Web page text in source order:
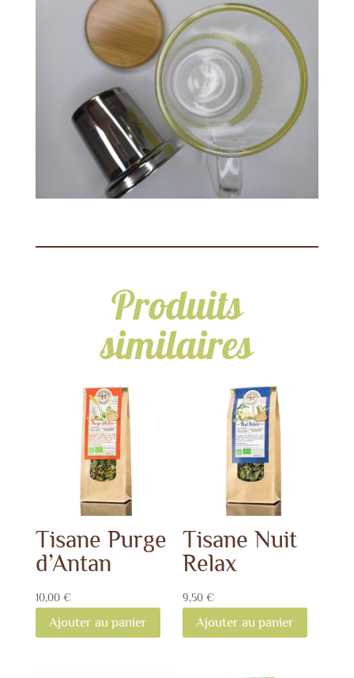
Produits
similaires
Tisane Purge
d’Antan
10,00 €
Ajouter au panier
Tisane Nuit
Relax
9,50€
Ajouter au panier